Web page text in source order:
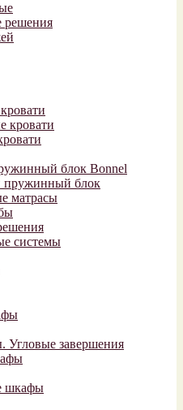
решения
кровати
блок Bonnel
пружинный блок
матрасы
системы
Угловые завершения
шкафы